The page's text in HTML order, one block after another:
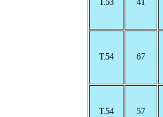
T.53 41
T.54 67
T.54 57